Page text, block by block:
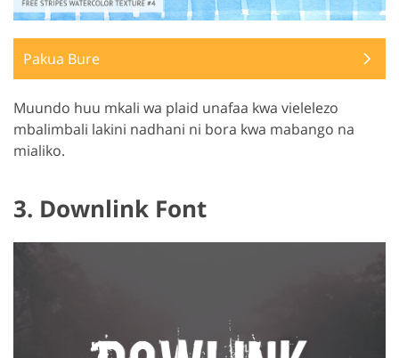
Pakua Bure
Muundo huu mkali wa plaid unafaa kwa vielelezo
mbalimbali lakini nadhani ni bora kwa mabango na
mialiko.
3. Downlink Font